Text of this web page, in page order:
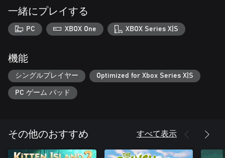
ジャングルから星々へ — アリーの完全なサーガを体験しよう！
一緒にプレイする
PC XBOX One XBOX Series X|S
機能
シングルプレイヤー Optimized for Xbox Series X|S
PC ゲーム パッド
その他のおすすめ すべて表示